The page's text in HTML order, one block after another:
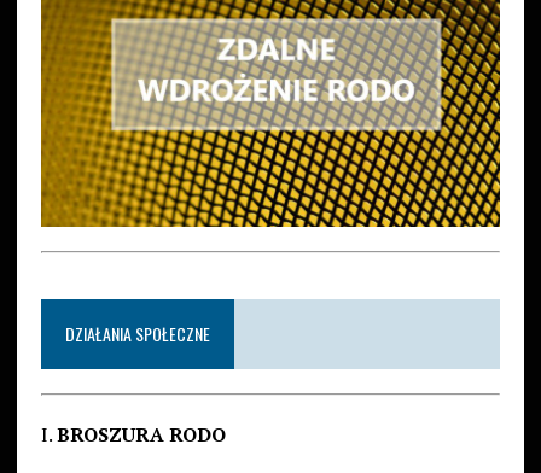
DZIAŁANIA SPOŁECZNE
I.BROSZURA RODO